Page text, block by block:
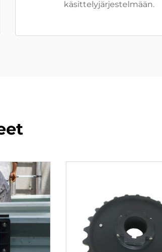
käsittelyjärjestelmään.